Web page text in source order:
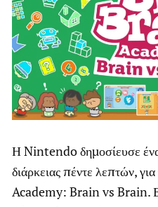
Η Nintendo δημοσίευσε
διάρκειας πέντε λεπτών,
Academy: Brain vs Brain.